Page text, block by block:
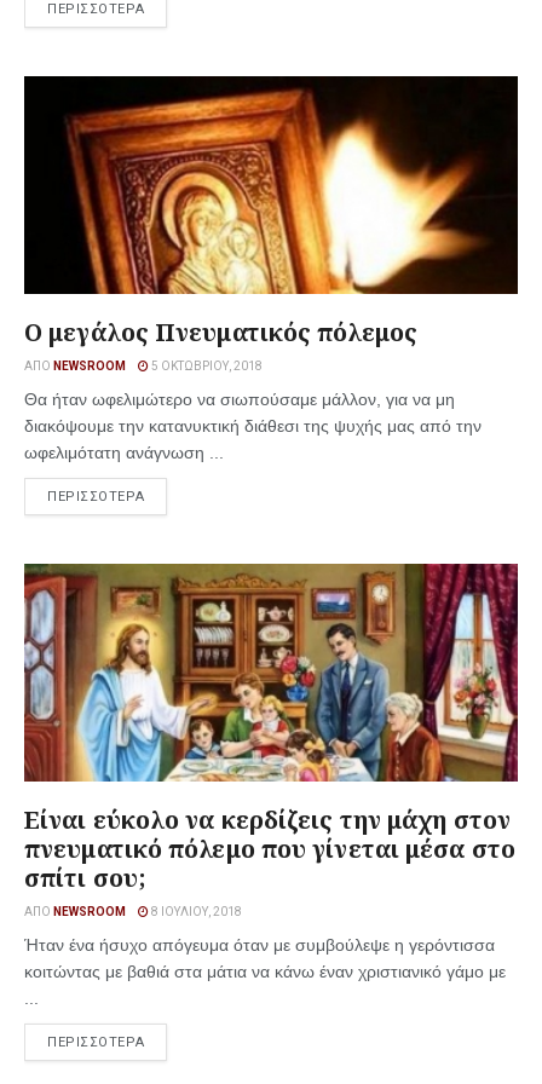
ΠΕΡΙΣΣΟΤΕΡΑ
Ο μεγάλος Πνευματικός πόλεμος
ΑΠΌ NEWSROOM 5 ΟΚΤΩΒΡΊΟΥ, 2018
Θα ήταν ωφελιμώτερο να σιωπούσαμε μάλλον, για να μη
διακόψουμε την κατανυκτική διάθεσι της ψυχής μας από την
ωφελιμότατη ανάγνωση ...
ΠΕΡΙΣΣΟΤΕΡΑ
Είναι εύκολο να κερδίζεις την μάχη στον
πνευματικό πόλεμο που γίνεται μέσα στο
σπίτι σου;
ΑΠΌ NEWSROOM 8 ΙΟΥΛΊΟΥ, 2018
Ήταν ένα ήσυχο απόγευμα όταν με συμβούλεψε η γερόντισσα
κοιτώντας με βαθιά στα μάτια να κάνω έναν χριστιανικό γάμο με
ΠΕΡΙΣΣΟΤΕΡΑ